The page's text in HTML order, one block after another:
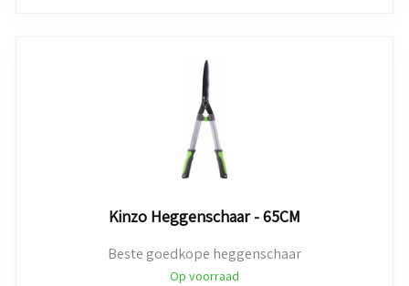
Kinzo Heggenschaar - 65CM
Beste goedkope heggenschaar
Op voorraad